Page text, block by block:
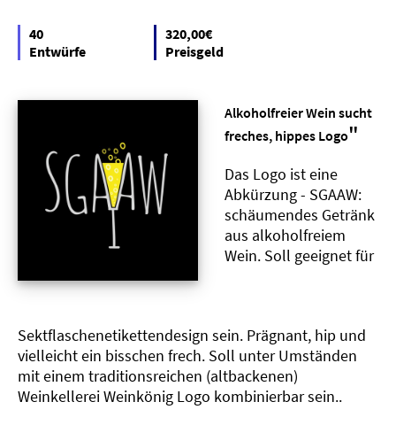
40
Entwürfe
320,00€
Preisgeld
Alkoholfreier Wein sucht
freches, hippes Logo"
Das Logo ist eine
Abkürzung - SGAAW:
schäumendes Getränk
aus alkoholfreiem
Wein. Soll geeignet für
Sektflaschenetikettendesign sein. Prägnant, hip und
vielleicht ein bisschen frech. Soll unter Umständen
mit einem traditionsreichen (altbackenen)
Weinkellerei Weinkönig Logo kombinierbar sein..